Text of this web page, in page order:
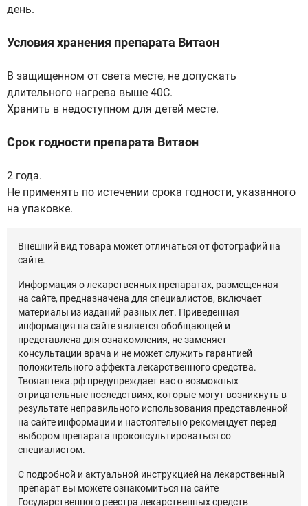
день.
Условия хранения препарата Витаон
В защищенном от света месте, не допускать
длительного нагрева выше 40C.
Хранить в недоступном для детей месте.
Срок годности препарата Витаон
2 года.
Не применять по истечении срока годности, указанного
на упаковке.
Внешний вид товара может отличаться от фотографий на
сайте.
Информация о лекарственных препаратах, размещенная
на сайте, предназначена для специалистов, включает
материалы из изданий разных лет. Приведенная
информация на сайте является обобщающей и
представлена для ознакомления, не заменяет
консультации врача и не может служить гарантией
положительного эффекта лекарственного средства.
Твояаптека.рф предупреждает вас о возможных
отрицательные последствиях, которые могут возникнуть в
результате неправильного использования представленной
на сайте информации и настоятельно рекомендует перед
выбором препарата проконсультироваться со
специалистом.
С подробной и актуальной инструкцией на лекарственный
препарат вы можете ознакомиться на сайте
Государственного реестра лекарственных средств